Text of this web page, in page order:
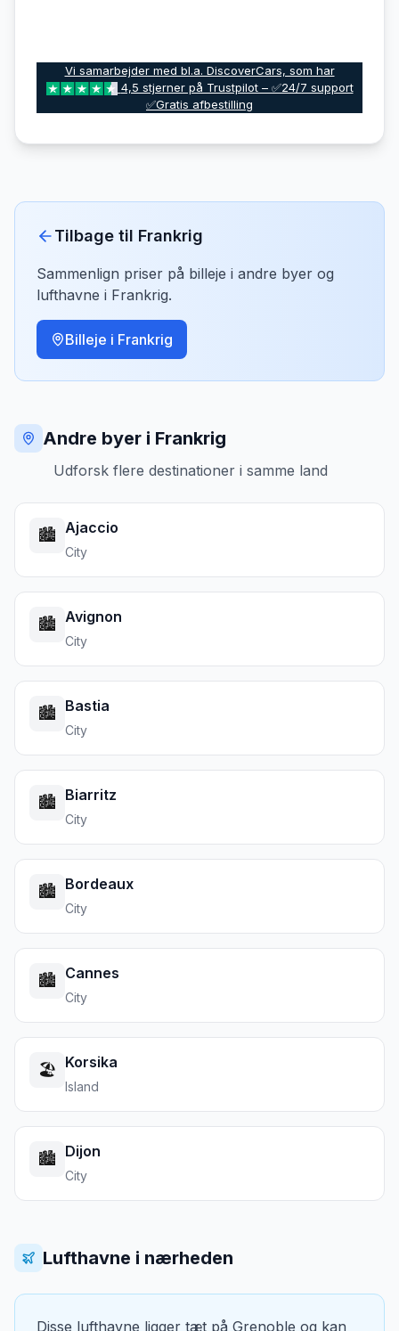
Vi samarbejder med bl.a. DiscoverCars, som har
4,5 stjerner på Trustpilot – ✅24/7 support
✅Gratis afbestilling
Tilbage til Frankrig
Sammenlign priser på billeje i andre byer og
lufthavne i Frankrig.
Billeje i Frankrig
Andre byer i Frankrig
Udforsk flere destinationer i samme land
🏙️ Ajaccio
City
🏙️ Avignon
City
🏙️ Bastia
City
🏙️ Biarritz
City
🏙️ Bordeaux
City
🏙️ Cannes
City
🏖️ Korsika
Island
🏙️ Dijon
City
Lufthavne i nærheden
Disse lufthavne ligger tæt på Grenoble og kan